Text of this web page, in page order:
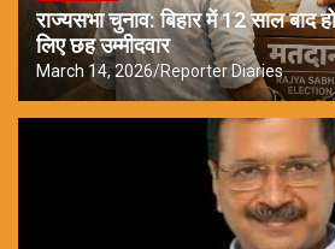
राज्यसभा चुनाव: बिहार में 12 साल बाद
लिए छह उम्मीदवार
March 14, 2026 Reporter Diaries